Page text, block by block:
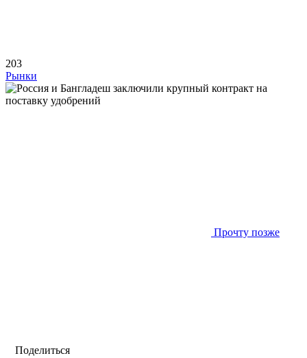
203
Рынки
Прочту позже
Поделиться